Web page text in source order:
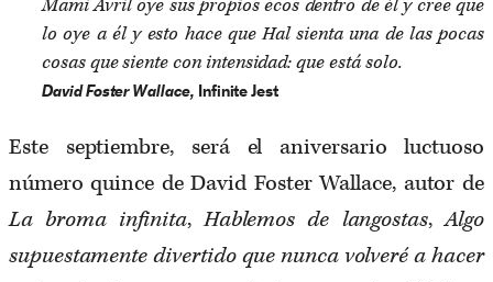
Mami Avril oye sus propios ecos dentro de él y cree que
lo oye a él y esto hace que Hal sienta una de las pocas
cosas que siente con intensidad: que está solo.
David Foster Wallace, Infinite Jest
Este septiembre, será el aniversario luctuoso
número quince de David Foster Wallace, autor de
La broma infinita,Hablemos de langostas,Algo
supuestamente divertido que nunca volveré a hacer